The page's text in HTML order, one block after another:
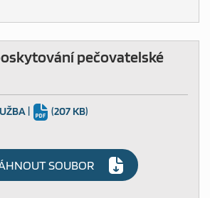
pečovatelské
| (207 KB)
SOUBOR